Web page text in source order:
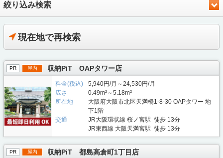
絞り込み検索
現在地で再検索
PR 屋内 収納PiT OAPタワー店
料金(税込)
5,940円/月～24,530円/月
広さ
0.49m²～5.18m²
所在地
大阪府大阪市北区天満橋1-8-30 OAPタワー 地
下1階
交通
JR大阪環状線 桜ノ宮駅 徒歩 13分
JR東西線 大阪天満宮駅 徒歩 13分
PR 屋内 収納PiT 都島高倉町1丁目店